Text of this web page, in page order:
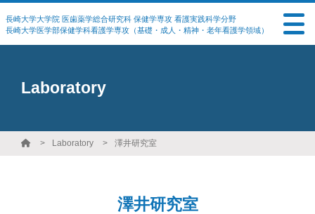
長崎大学大学院 医歯薬学総合研究科 保健学専攻 看護実践科学分野
長崎大学医学部保健学科看護学専攻（基礎・成人・精神・老年看護学領域）
Laboratory
Laboratory 澤井研究室
澤井研究室